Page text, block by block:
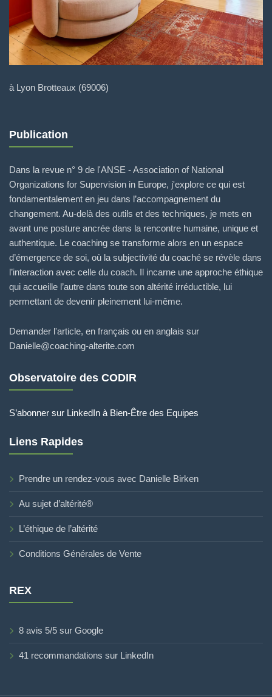
à Lyon Brotteaux (69006)
Publication
Dans la revue n° 9 de l'ANSE - Association of National
Organizations for Supervision in Europe, j'explore ce qui est
fondamentalement en jeu dans l’accompagnement du
changement. Au-delà des outils et des techniques, je mets en
avant une posture ancrée dans la rencontre humaine, unique et
authentique. Le coaching se transforme alors en un espace
d’émergence de soi, où la subjectivité du coaché se révèle dans
l’interaction avec celle du coach. Il incarne une approche éthique
qui accueille l’autre dans toute son altérité irréductible, lui
permettant de devenir pleinement lui-même.
Demander l'article, en français ou en anglais sur
Danielle@coaching-alterite.com
Observatoire des CODIR
S’abonner sur LinkedIn à Bien-Être des Equipes
Liens Rapides
Prendre un rendez-vous avec Danielle Birken
Au sujet d’altérité®
L’éthique de l’altérité
Conditions Générales de Vente
REX
8 avis 5/5 sur Google
41 recommandations sur LinkedIn